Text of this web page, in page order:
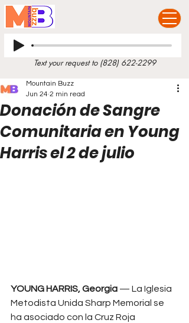
Text your request to (828) 622-2299
Donación de Sangre
Comunitaria en Young
Harris el 2 de julio
Mountain Buzz
Jun 24 2 min read
YOUNG HARRIS, Georgia — La Iglesia
Metodista Unida Sharp Memorial se
ha asociado con la Cruz Roja